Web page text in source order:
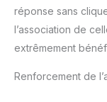
réponse sans
l’association de
extrêmement
Renforcement de